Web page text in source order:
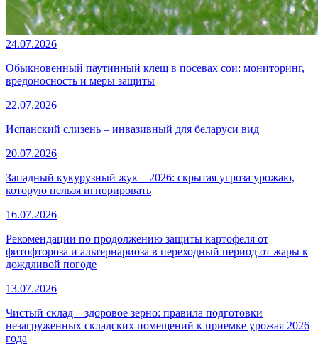
24.07.2026
Обыкновенный паутинный клещ в посевах сои: мониторинг,
вредоносность и меры защиты
22.07.2026
Испанский слизень – инвазивный для беларуси вид
20.07.2026
Западный кукурузный жук – 2026: скрытая угроза урожаю,
которую нельзя игнорировать
16.07.2026
Рекомендации по продолжению защиты картофеля от
фитофтороза и альтернариоза в переходный период от жары к
дождливой погоде
13.07.2026
Чистый склад – здоровое зерно: правила подготовки
незагруженных складских помещений к приемке урожая 2026
года